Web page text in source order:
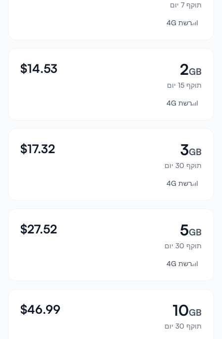
מרכז עזרה
תאימות מכשירים
התחבר
הרשמה
תוקף 7 יום
רשת 4G
2GB
תוקף 15 יום
$14.53
רשת 4G
3GB
תוקף 30 יום
$17.32
רשת 4G
5GB
תוקף 30 יום
$27.52
רשת 4G
10GB
תוקף 30 יום
$46.99